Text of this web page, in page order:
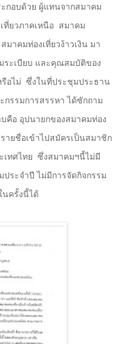
กอบด้วย ผู้แทนจากสมาคม
ที่ยวภาคเหนือ สมาคม
มาคมท่องเที่ยวง้าวเงิน มา
ระเบียบ และคุณสมบัติของ
อไม่ ซึ่งในที่ประชุมประธาน
กรรมการสรรหา ได้ซักถาม
คือ อุปนายกของสมาคมท่อง
รายชื่อเข้าไปสมัครเป็นสมาชิก
เทศไทย ซึ่งสมาคมฯนี้ไม่มี
ระจำปี ไม่มีการจัดกิจกรรม
นครั้งนี้ได้